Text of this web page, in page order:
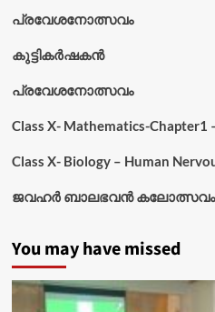
പ്രവേശനോത്സവം
കുട്ടികര്‍ഷകന്‍
പ്രവേശനോത്സവം
Class X- Mathematics-
Class X- Biology – Human
ജവഹർ ബാലഭവൻ കലോത്സവം
You may have missed